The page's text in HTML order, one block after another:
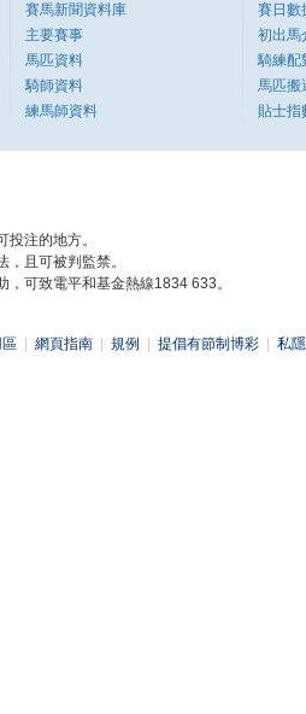
賽馬新聞資料庫
主要賽事
馬匹資料
騎師資料
練馬師資料
賽日數
初出馬
騎練配
馬匹搬
貼士指
注的地方。
且可被判監禁。
可致電平和基金熱線1834 633。
網頁指南 規例 提倡有節制博彩 私